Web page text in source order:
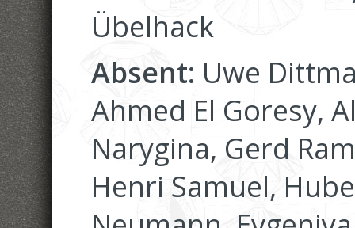
Übelhack
Absent: Uwe
Ahmed El Goresy,
Narygina, Gerd
Henri Samuel,